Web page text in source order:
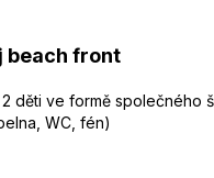
beach front
děti ve formě společného
WC, fén)